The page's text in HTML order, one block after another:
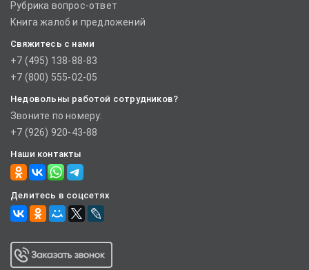
Рубрика вопрос-ответ
Книга жалоб и предложений
Свяжитесь с нами
+7 (495) 138-88-83
+7 (800) 555-02-05
Недовольны работой сотрудников?
Звоните по номеру:
+7 (926) 920-43-88
Наши контакты
Делитесь в соцсетях